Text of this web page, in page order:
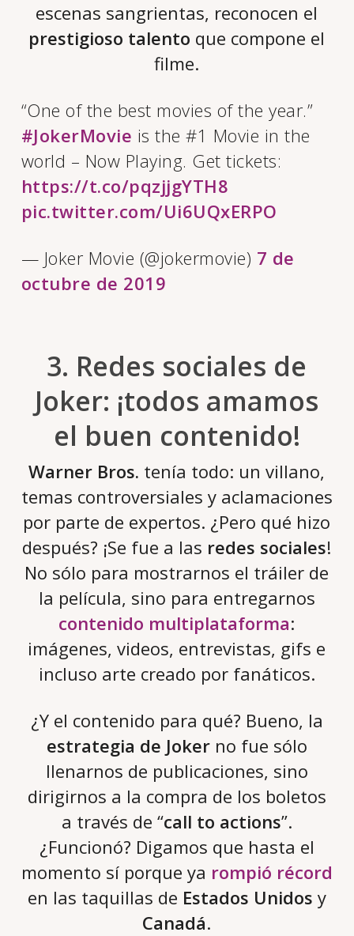
escenas sangrientas, reconocen el
prestigioso talento que compone el
filme.
“One of the best movies of the year.”
#JokerMovie is the #1 Movie in the
world – Now Playing. Get tickets:
https://t.co/pqzjjgYTH8
pic.twitter.com/Ui6UQxERPO
— Joker Movie (@jokermovie) 7 de
octubre de 2019
3. Redes sociales de
Joker: ¡todos amamos
el buen contenido!
Warner Bros. tenía todo: un villano,
temas controversiales y aclamaciones
por parte de expertos. ¿Pero qué hizo
después? ¡Se fue a las redes sociales!
No sólo para mostrarnos el tráiler de
la película, sino para entregarnos
contenido multiplataforma:
imágenes, videos, entrevistas, gifs e
incluso arte creado por fanáticos.
¿Y el contenido para qué? Bueno, la
estrategia de Jokerno fue sólo
llenarnos de publicaciones, sino
dirigirnos a la compra de los boletos
a través de “call to actions”.
¿Funcionó? Digamos que hasta el
momento sí porque ya rompió récord
en las taquillas de Estados Unidos y
Canadá.